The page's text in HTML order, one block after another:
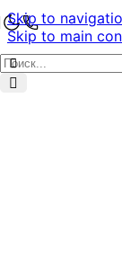
Skip to
Skip to main